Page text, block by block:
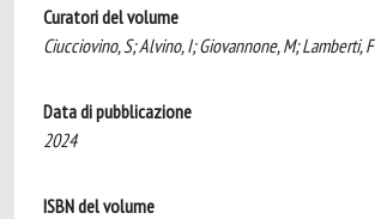
Curatori del volume
Ciucciovino, S; Alvino, I; Giovannone, M; Lamberti, F
Data di pubblicazione
2024
ISBN del volume